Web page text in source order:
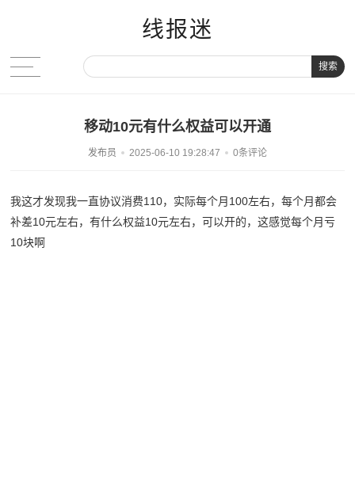
线报迷
搜索
移动10元有什么权益可以开通
发布员 2025-06-10 19:28:47 0条评论
我这才发现我一直协议消费110，实际每个月100左右，每个月都会
补差10元左右，有什么权益10元左右，可以开的，这感觉每个月亏
10块啊